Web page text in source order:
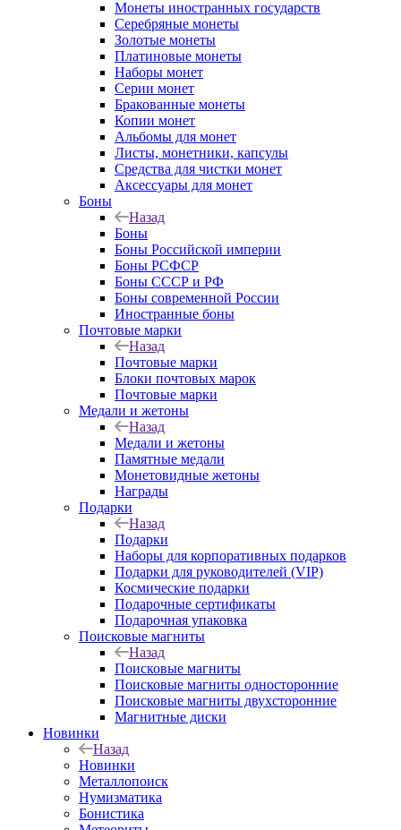
Монеты иностранных государств
Серебряные монеты
Золотые монеты
Платиновые монеты
Наборы монет
Серии монет
Бракованные монеты
Копии монет
Альбомы для монет
Листы, монетники, капсулы
Средства для чистки монет
Аксессуары для монет
Боны
Назад
Боны
Боны Российской империи
Боны РСФСР
Боны СССР и РФ
Боны современной России
Иностранные боны
Почтовые марки
Назад
Почтовые марки
Блоки почтовых марок
Почтовые марки
Медали и жетоны
Назад
Медали и жетоны
Памятные медали
Монетовидные жетоны
Награды
Подарки
Назад
Подарки
Наборы для корпоративных подарков
Подарки для руководителей (VIP)
Космические подарки
Подарочные сертификаты
Подарочная упаковка
Поисковые магниты
Назад
Поисковые магниты
Поисковые магниты односторонние
Поисковые магниты двухсторонние
Магнитные диски
Новинки
Назад
Новинки
Металлопоиск
Нумизматика
Бонистика